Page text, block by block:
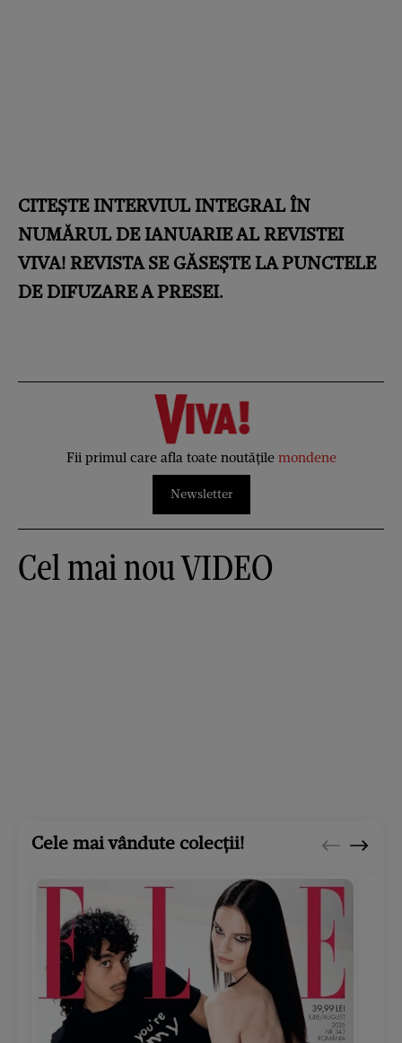
CITEȘTE INTERVIUL INTEGRAL ÎN
NUMĂRUL DE IANUARIE AL REVISTEI
VIVA! REVISTA SE GĂSEȘTE LA PUNCTELE
DE DIFUZARE A PRESEI.
Fii primul care afla toate noutățile mondene
Newsletter
Cel mai nou VIDEO
Cele mai vândute colecții!